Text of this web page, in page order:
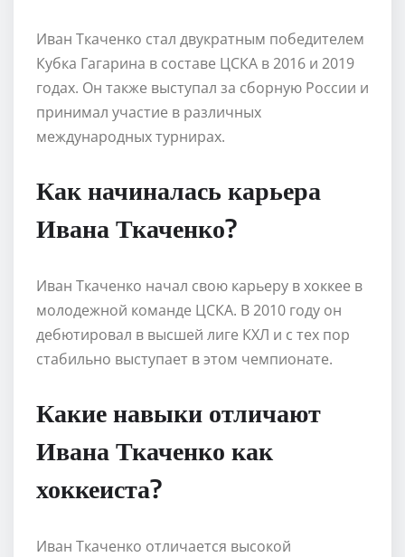
Иван Ткаченко стал двукратным победителем
Кубка Гагарина в составе ЦСКА в 2016 и 2019
годах. Он также выступал за сборную России и
принимал участие в различных
международных турнирах.
Как начиналась карьера
Ивана Ткаченко?
Иван Ткаченко начал свою карьеру в хоккее в
молодежной команде ЦСКА. В 2010 году он
дебютировал в высшей лиге КХЛ и с тех пор
стабильно выступает в этом чемпионате.
Какие навыки отличают
Ивана Ткаченко как
хоккеиста?
Иван Ткаченко отличается высокой